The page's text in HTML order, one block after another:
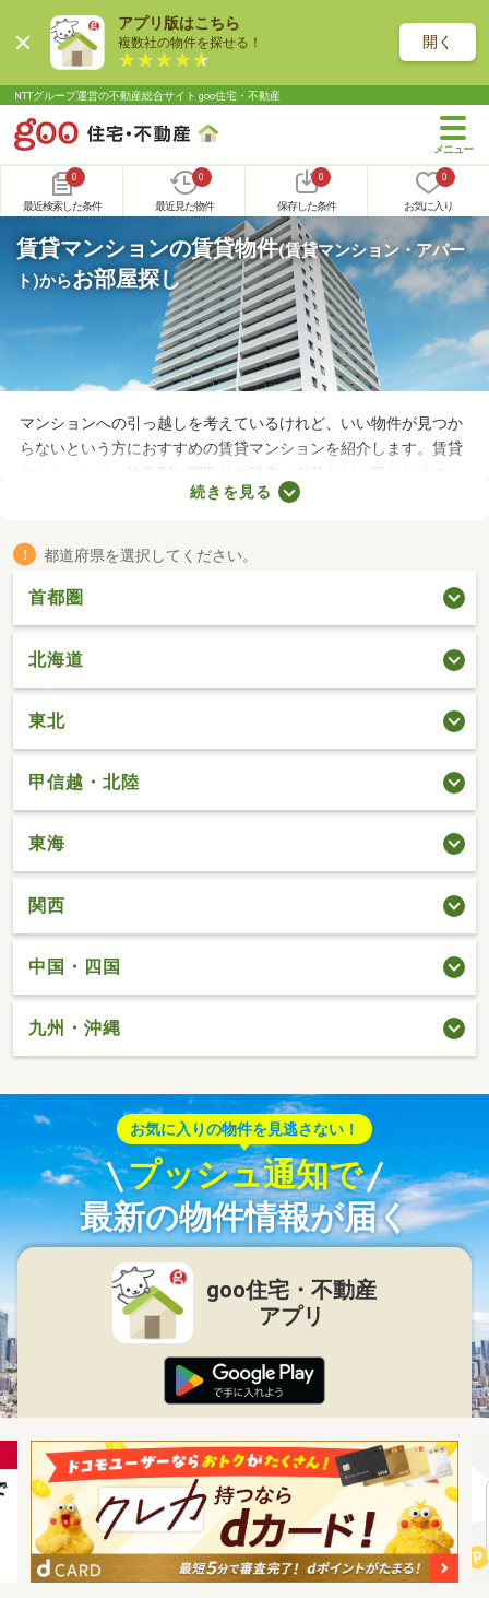
アプリ版はこちら
複数社の物件を探せる！ 開く
NTTグループ運営の不動産総合サイト goo住宅・不動産
0
最近検索した条件
0
最近見た物件
0
保存した条件
0
お気に入り
賃貸マンションの賃貸物件(賃貸マンション・アパー
ト)からお部屋探し
マンションへの引っ越しを考えているけれど、いい物件が見つか
らないという方におすすめの賃貸マンションを紹介します。賃貸
マンションは、物件別に間取りや設備、内装などが異なります。
複数の物件を見比べて、希望や好みにぴったりなお部屋を見つけ
貸マンションを比較してみてくださいね。
続きを見る
都道府県を選択してください。
首都圏
北海道
東北
甲信越・北陸
東海
関西
中国・四国
九州・沖縄
お気に入りの物件を見逃さない！
プッシュ通知で
最新の物件情報が届く
goo住宅・不動産
アプリ